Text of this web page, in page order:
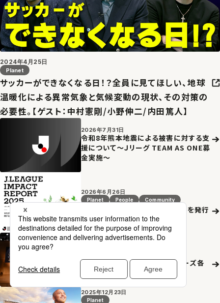
2024年4月25日
Planet
サッカーができなくなる日！？全員に見てほしい、地球
温暖化による異常気象と気候変動の現状、その対策の
必要性。【ゲスト：中村憲剛/小野伸二/内田篤人】
2026年7月31日
令和8年熊本地震による被害に対する支
援について～Ｊリーグ TEAM AS ONE募
金実施～
2026年6月26日
Planet People Community
Ｊリーグインパクトレポート2025を発行
２０２６Ｊリーグシャレン！アウォーズ各
賞決定のお知らせ
2025年12月23日
Planet